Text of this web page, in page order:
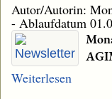
Autor/Autorin:
- Ablaufdatum
Weiterlesen